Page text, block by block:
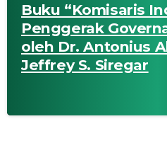
Buku “Komisaris
Penggerak
oleh Dr. Antonius
Jeffrey S. Siregar